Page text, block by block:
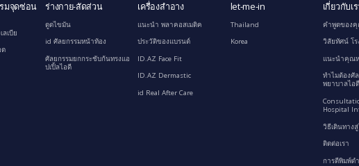
มจุดซ่อน
ลเบีย
ด
ร่างกาย-สัดส่วน
ดูดไขมัน
id ศัลยกรรมหน้าท้อง
ศัลยกรรมยกกระชับก้นทรงแอ
ปเปิ้ลไอดี
เครื่องสำอาง
แนะนำ พลาคอสเมติค
ประวัติของแบรนด์
ID.AZ Face Fit
ID.AZ Dermastic
id Real After Care
let-me-in
Thailand
Korea
เกี่ยวกับเ
คำพูดของ
วิสัยทัศน์ โ
แนะนำคุณ
ทำไมต้องศั
พยาบาลไอดี
Hospital
วิธีเดินทาง
ติดต่อเรา
การตีพิมพ์ต